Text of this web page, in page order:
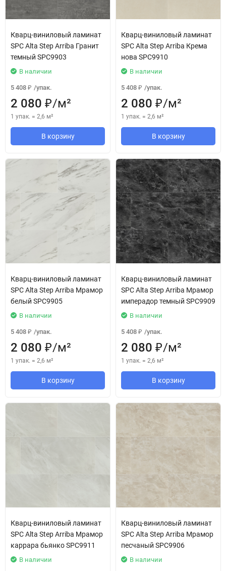
Кварц-виниловый ламинат
SPC Alta Step Arriba Гранит
темный SPC9903
В наличии
5 408 ₽ /упак.
2 080 ₽/м²
1 упак. = 2,6 м²
В корзину
Кварц-виниловый ламинат
SPC Alta Step Arriba Крема
нова SPC9910
В наличии
5 408 ₽ /упак.
2 080 ₽/м²
1 упак. = 2,6 м²
В корзину
Кварц-виниловый ламинат
SPC Alta Step Arriba Мрамор
белый SPC9905
В наличии
5 408 ₽ /упак.
2 080 ₽/м²
1 упак. = 2,6 м²
В корзину
Кварц-виниловый ламинат
SPC Alta Step Arriba Мрамор
имперадор темный SPC9909
В наличии
5 408 ₽ /упак.
2 080 ₽/м²
1 упак. = 2,6 м²
В корзину
Кварц-виниловый ламинат
SPC Alta Step Arriba Мрамор
каррара бьянко SPC9911
В наличии
Кварц-виниловый ламинат
SPC Alta Step Arriba Мрамор
песчаный SPC9906
В наличии